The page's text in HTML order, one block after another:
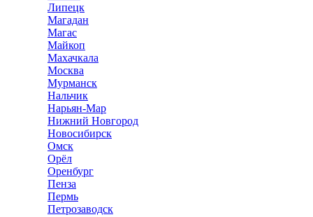
Липецк
Магадан
Магас
Майкоп
Махачкала
Москва
Мурманск
Нальчик
Нарьян-Мар
Нижний Новгород
Новосибирск
Омск
Орёл
Оренбург
Пенза
Пермь
Петрозаводск